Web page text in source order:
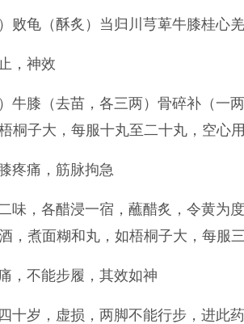
败龟（酥炙）当归川芎萆牛膝桂心
，神效
牛膝（去苗，各三两）骨碎补（一
桐子大，每服十丸至二十丸，空心
疼痛，筋脉拘急
味，各醋浸一宿，蘸醋炙，令黄为
，煮面糊和丸，如梧桐子大，每服
，不能步履，其效如神
十岁，虚损，两脚不能行步，进此